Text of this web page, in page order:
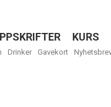
KURS
Drinker Gavekort